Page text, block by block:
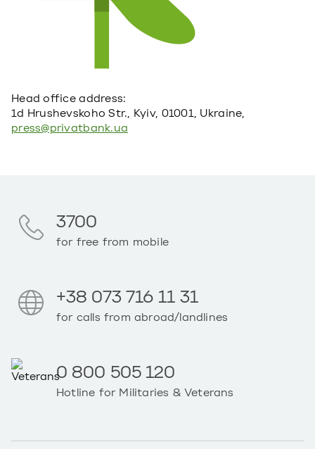
Head office address:
1d Hrushevskoho Str., Kyiv, 01001, Ukraine,
press@privatbank.ua
3700
for free from mobile
+38 073 716 11 31
for calls from abroad/landlines
0 800 505 120
Hotline for Militaries & Veterans